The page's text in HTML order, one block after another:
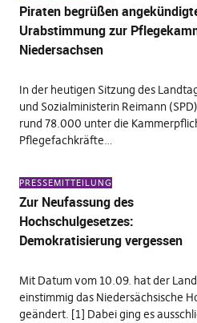
Piraten begrüßen
Urabstimmung zur
Niedersachsen
In der heutigen Sitzung des
und Sozialministerin Reimann
rund 78.000 unter die
Pflegefachkräfte…
PRESSEMITTEILUNG
Zur Neufassung des
Hochschulgesetzes:
Demokratisierung vergessen
Mit Datum vom 10.09. hat der
einstimmig das Niedersächsische
geändert. [1] Dabei ging es